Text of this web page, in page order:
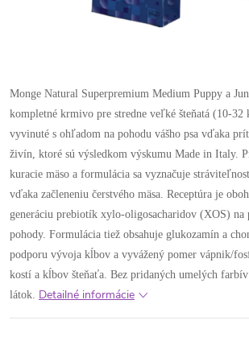
Monge Natural Superpremium Medium Puppy a
kompletné krmivo pre stredne veľké šteňatá (10-32
vyvinuté s ohľadom na pohodu vášho psa vďaka
živín, ktoré sú výsledkom výskumu Made in Italy.
kuracie mäso a formulácia sa vyznačuje
vďaka začleneniu čerstvého mäsa. Receptúra ​​je
generáciu prebiotík xylo-oligosacharidov (XOS) na
pohody. Formulácia tiež obsahuje glukozamín a
podporu vývoja kĺbov a vyvážený pomer vápnik/
kostí a kĺbov šteňaťa. Bez pridaných umelých
látok. Detailné informácie